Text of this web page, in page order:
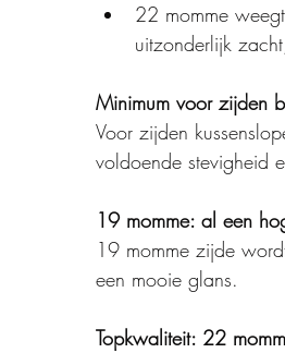
22 momme
uitzonderlijk
Minimum voor zijden
Voor zijden
voldoende stevigheid
19 momme: al een
19 momme zijde
een mooie glans.
Topkwaliteit: 22